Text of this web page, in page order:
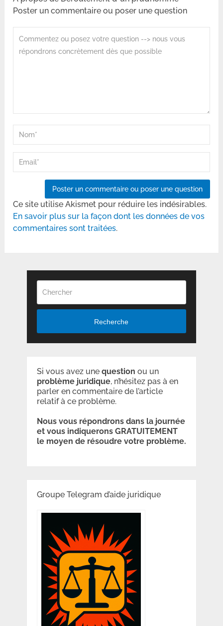
Poster un commentaire ou poser une question
Ce site utilise Akismet pour réduire les indésirables.
En savoir plus sur la façon dont les données de vos
commentaires sont traitées.
Recherche
Si vous avez une question ou un
problème juridique, n’hésitez pas à en
parler en commentaire de l’article
relatif à ce problème.
Nous vous répondrons dans la journée
et vous indiquerons GRATUITEMENT
le moyen de résoudre votre problème.
Groupe Telegram d’aide juridique